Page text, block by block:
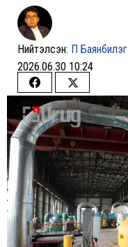
Нийтэлсэн: П Баянбилэг
2026.06.30 10:24
Share
on
Facebook
Share
on
Twitter